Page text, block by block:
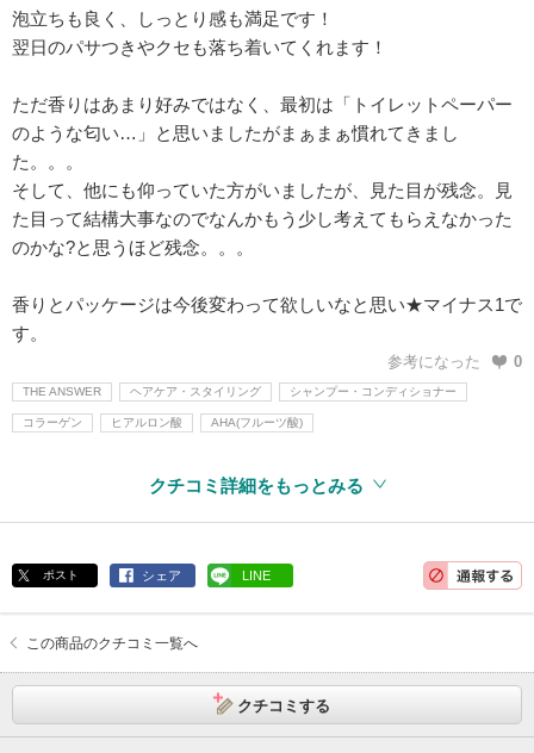
泡立ちも良く、しっとり感も満足です！
翌日のパサつきやクセも落ち着いてくれます！
ただ香りはあまり好みではなく、最初は「トイレットペーパー
のような匂い…」と思いましたがまぁまぁ慣れてきまし
た。。。
そして、他にも仰っていた方がいましたが、見た目が残念。見
た目って結構大事なのでなんかもう少し考えてもらえなかった
のかな?と思うほど残念。。。
香りとパッケージは今後変わって欲しいなと思い★マイナス1で
す。
参考になった 0
THE ANSWER ヘアケア・スタイリング シャンプー・コンディショナー
コラーゲン ヒアルロン酸 AHA(フルーツ酸)
クチコミ詳細をもっとみる
ポスト シェア LINE
この商品のクチコミ一覧へ
クチコミする